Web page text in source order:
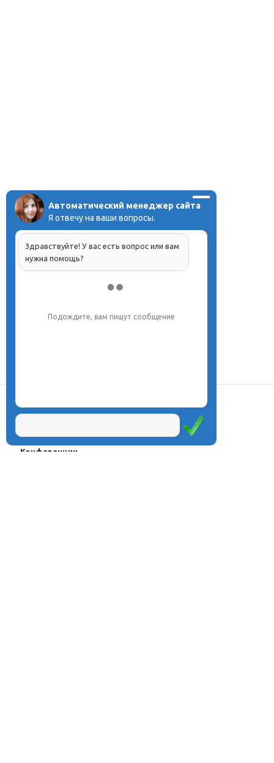
Проекты
Олимпиады
Конферeнции
Автоматический менеджер сайта
Я отвечу на ваши вопросы.
Здравствуйте! У вас есть вопрос или вам
нужна помощь?
Подождите, вам пишут сообщение